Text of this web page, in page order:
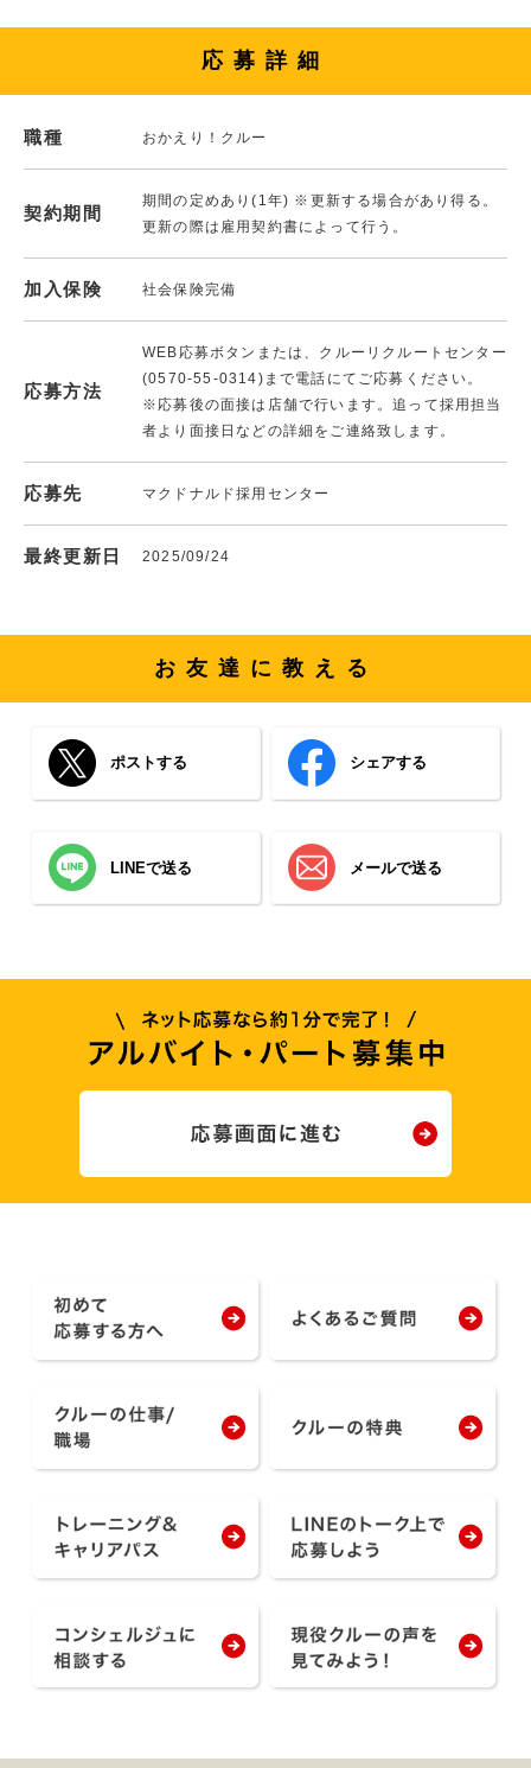
応募詳細
職種 おかえり！クルー
契約期間
期間の定めあり(1年) ※更新する場合があり得る。
更新の際は雇用契約書によって行う。
加入保険 社会保険完備
応募方法
WEB応募ボタンまたは、クルーリクルートセンター
(0570-55-0314)まで電話にてご応募ください。
※応募後の面接は店舗で行います。追って採用担当
者より面接日などの詳細をご連絡致します。
応募先 マクドナルド採用センター
最終更新日 2025/09/24
お友達に教える
ポストする シェアする
LINEで送る メールで送る